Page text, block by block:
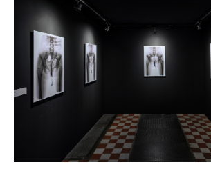
Retrato Intimo
Copyright: Hans-Georg Merkel |